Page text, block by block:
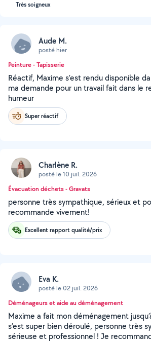
Très soigneux
Aude M.
posté hier
Peinture - Tapisserie
Réactif, Maxime s’est rendu disponible
ma demande pour un travail fait dans le
humeur
Super réactif
Charlène R.
posté le 10 juil. 2026
Évacuation déchets - Gravats
personne très sympathique, sérieux et
recommande vivement!
Excellent rapport qualité/prix
Eva K.
posté le 02 juil. 2026
Déménageurs et aide au déménagement
Maxime a fait mon déménagement
s’est super bien déroulé, personne très
sérieuse et professionnel ! Je